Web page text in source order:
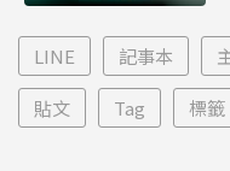
LINE 記事本
貼文 Tag 標籤